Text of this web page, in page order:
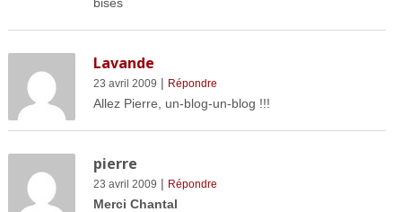
Lavande
23 avril 2009 | Répondre
Allez Pierre, un-blog-un-blog !!!
pierre
23 avril 2009 | Répondre
Merci Chantal